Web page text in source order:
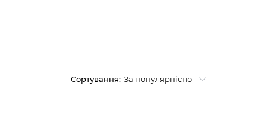
Сортування: За популярністю